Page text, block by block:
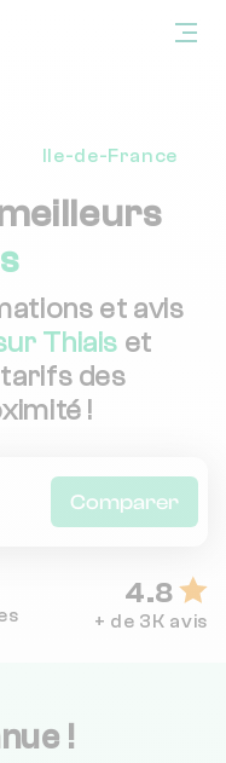
Ile-de-France
et avis
Thiais et
des
!
Comparer
4.8
+ de 3K avis
!